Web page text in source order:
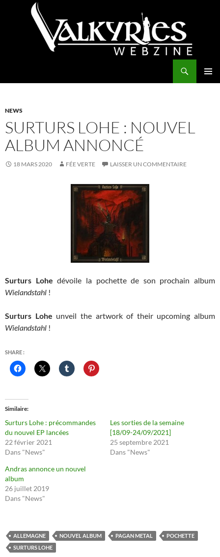
NEWS
SURTURS LOHE : NOUVEL
ALBUM ANNONCÉ
18 MARS 2020 FÉE VERTE LAISSER UN COMMENTAIRE
Surturs Lohe dévoile la pochette de son prochain album
Wielandstahl !
Surturs Lohe unveil the artwork of their upcoming album
Wielandstahl !
SHARE :
Similaire
Surturs Lohe : précommandes
du nouvel EP lancées
22 février 2021
Dans "News"
Les sorties de la semaine
[18/09-24/09/2021]
25 septembre 2021
Dans "News"
Andras annonce un nouvel
album
26 juillet 2019
Dans "News"
ALLEMAGNE NOUVEL ALBUM PAGAN METAL
POCHETTE
SURTURS LOHE